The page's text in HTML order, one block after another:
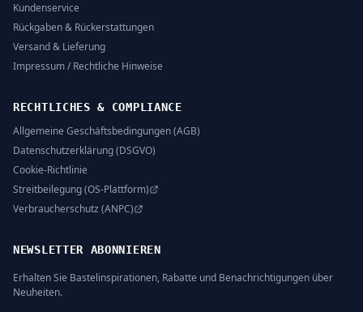
Kundenservice
Rückgaben & Rückerstattungen
Versand & Lieferung
Impressum / Rechtliche Hinweise
RECHTLICHES & COMPLIANCE
Allgemeine Geschäftsbedingungen (AGB)
Datenschutzerklärung (DSGVO)
Cookie-Richtlinie
Streitbeilegung (OS-Plattform)
Verbraucherschutz (ANPC)
NEWSLETTER ABONNIEREN
Erhalten Sie Bastelinspirationen, Rabatte und Benachrichtigungen über
Neuheiten.